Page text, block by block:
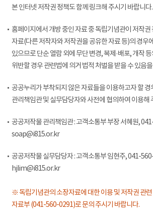
본 인터넷 저작권 정책도 함께 링크해 주시기 바랍니다.
홈페이지에서 개방 중인 자료 중 독립기념관이 저작권
자료(다른 저작자와 저작권을 공유한 자료 등)의 경우
있으므로 단순 열람 외에 무단 변경, 복제·배포, 개작
위반할 경우 관련법에 의거 법적 처벌을 받을 수 있음
공공누리가 부착되지 않은 자료들을 이용하고자 할
관리책임관 및 실무담당자와 사전에 협의하여 이용해
공공저작물 관리책임관 : 고객소통부 부장 서혜원,
soap@i815.or.kr
공공저작물 실무담당자 : 고객소통부 임현주, 041-
hjlim@i815.or.kr
※ 독립기념관의 소장자료에 대한 이용 및 저작권 관
자료부 (041-560-0291)로 문의 주시기 바랍니다.